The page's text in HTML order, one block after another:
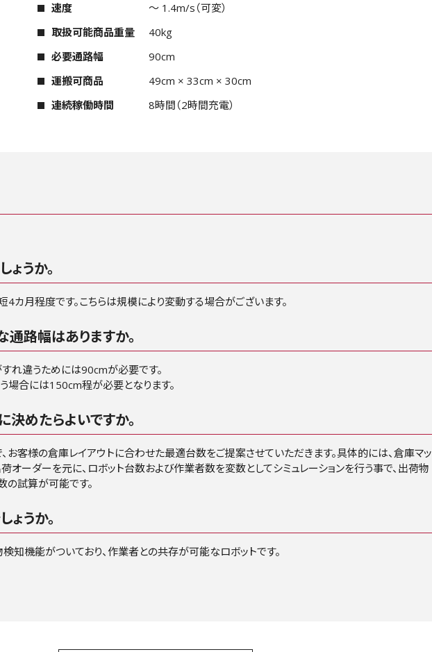
速度
～ 1.4m/s（可変）
取扱可能商品重量
40kg
必要通路幅
90cm
運搬可商品
49cm × 33cm × 30cm
連続稼働時間
8時間（2時間充電）
うか。
カ月程度です。こちらは規模により変動する場合がございます。
路幅はありますか。
れ違うためには90cmが必要です。
場合には150cm程が必要となります。
めたらよいですか。
お客様の倉庫レイアウトに合わせた最適台数をご提案させていただきます。具体的には、倉庫マッ
オーダーを元に、ロボット台数および作業者数を変数としてシミュレーションを行う事で、出荷物
試算が可能です。
うか。
知機能がついており、作業者との共存が可能なロボットです。